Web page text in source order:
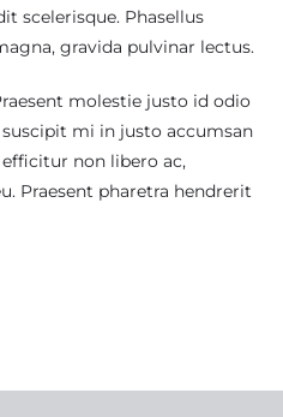
scelerisque. Phasellus
gravida pulvinar lectus.
molestie justo id odio
mi in justo accumsan
non libero ac,
Praesent pharetra hendrerit